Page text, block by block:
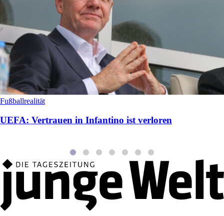
Fußballrealität
UEFA: Vertrauen in Infantino ist verloren